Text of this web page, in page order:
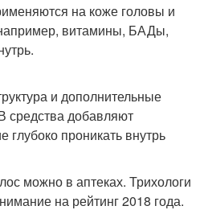
на коже головы и
витамины, БАДы,
и дополнительные
средства добавляют
проникать внутрь
можно в аптеках. Трихологи
на рейтинг 2018 года.